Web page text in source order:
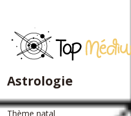
Astrologie
Thème natal